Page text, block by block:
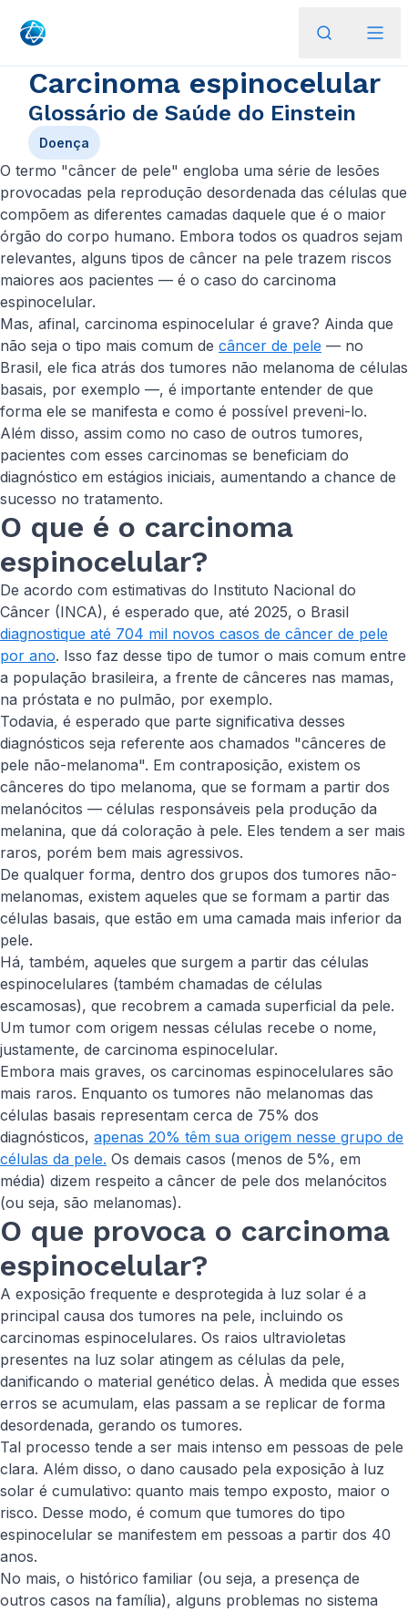
Carcinoma espinocelular
Glossário de Saúde do Einstein
Doença
O termo "câncer de pele" engloba uma série de lesões
provocadas pela reprodução desordenada das células que
compõem as diferentes camadas daquele que é o maior
órgão do corpo humano. Embora todos os quadros sejam
relevantes, alguns tipos de câncer na pele trazem riscos
maiores aos pacientes — é o caso do carcinoma
espinocelular.
Mas, afinal, carcinoma espinocelular é grave? Ainda que
não seja o tipo mais comum de câncer de pele — no
Brasil, ele fica atrás dos tumores não melanoma de células
basais, por exemplo —, é importante entender de que
forma ele se manifesta e como é possível preveni-lo.
Além disso, assim como no caso de outros tumores,
pacientes com esses carcinomas se beneficiam do
diagnóstico em estágios iniciais, aumentando a chance de
sucesso no tratamento.
O que é o carcinoma
espinocelular?
De acordo com estimativas do Instituto Nacional do
Câncer (INCA), é esperado que, até 2025, o Brasil
diagnostique até 704 mil novos casos de câncer de pele
por ano. Isso faz desse tipo de tumor o mais comum entre
a população brasileira, a frente de cânceres nas mamas,
na próstata e no pulmão, por exemplo.
Todavia, é esperado que parte significativa desses
diagnósticos seja referente aos chamados "cânceres de
pele não-melanoma". Em contraposição, existem os
cânceres do tipo melanoma, que se formam a partir dos
melanócitos — células responsáveis pela produção da
melanina, que dá coloração à pele. Eles tendem a ser mais
raros, porém bem mais agressivos.
De qualquer forma, dentro dos grupos dos tumores não-
melanomas, existem aqueles que se formam a partir das
células basais, que estão em uma camada mais inferior da
pele.
Há, também, aqueles que surgem a partir das células
espinocelulares (também chamadas de células
escamosas), que recobrem a camada superficial da pele.
Um tumor com origem nessas células recebe o nome,
justamente, de carcinoma espinocelular.
Embora mais graves, os carcinomas espinocelulares são
mais raros. Enquanto os tumores não melanomas das
células basais representam cerca de 75% dos
diagnósticos, apenas 20% têm sua origem nesse grupo de
células da pele. Os demais casos (menos de 5%, em
média) dizem respeito a câncer de pele dos melanócitos
(ou seja, são melanomas).
O que provoca o carcinoma
espinocelular?
A exposição frequente e desprotegida à luz solar é a
principal causa dos tumores na pele, incluindo os
carcinomas espinocelulares. Os raios ultravioletas
presentes na luz solar atingem as células da pele,
danificando o material genético delas. À medida que esses
erros se acumulam, elas passam a se replicar de forma
desordenada, gerando os tumores.
Tal processo tende a ser mais intenso em pessoas de pele
clara. Além disso, o dano causado pela exposição à luz
solar é cumulativo: quanto mais tempo exposto, maior o
risco. Desse modo, é comum que tumores do tipo
espinocelular se manifestem em pessoas a partir dos 40
anos.
No mais, o histórico familiar (ou seja, a presença de
outros casos na família), alguns problemas no sistema